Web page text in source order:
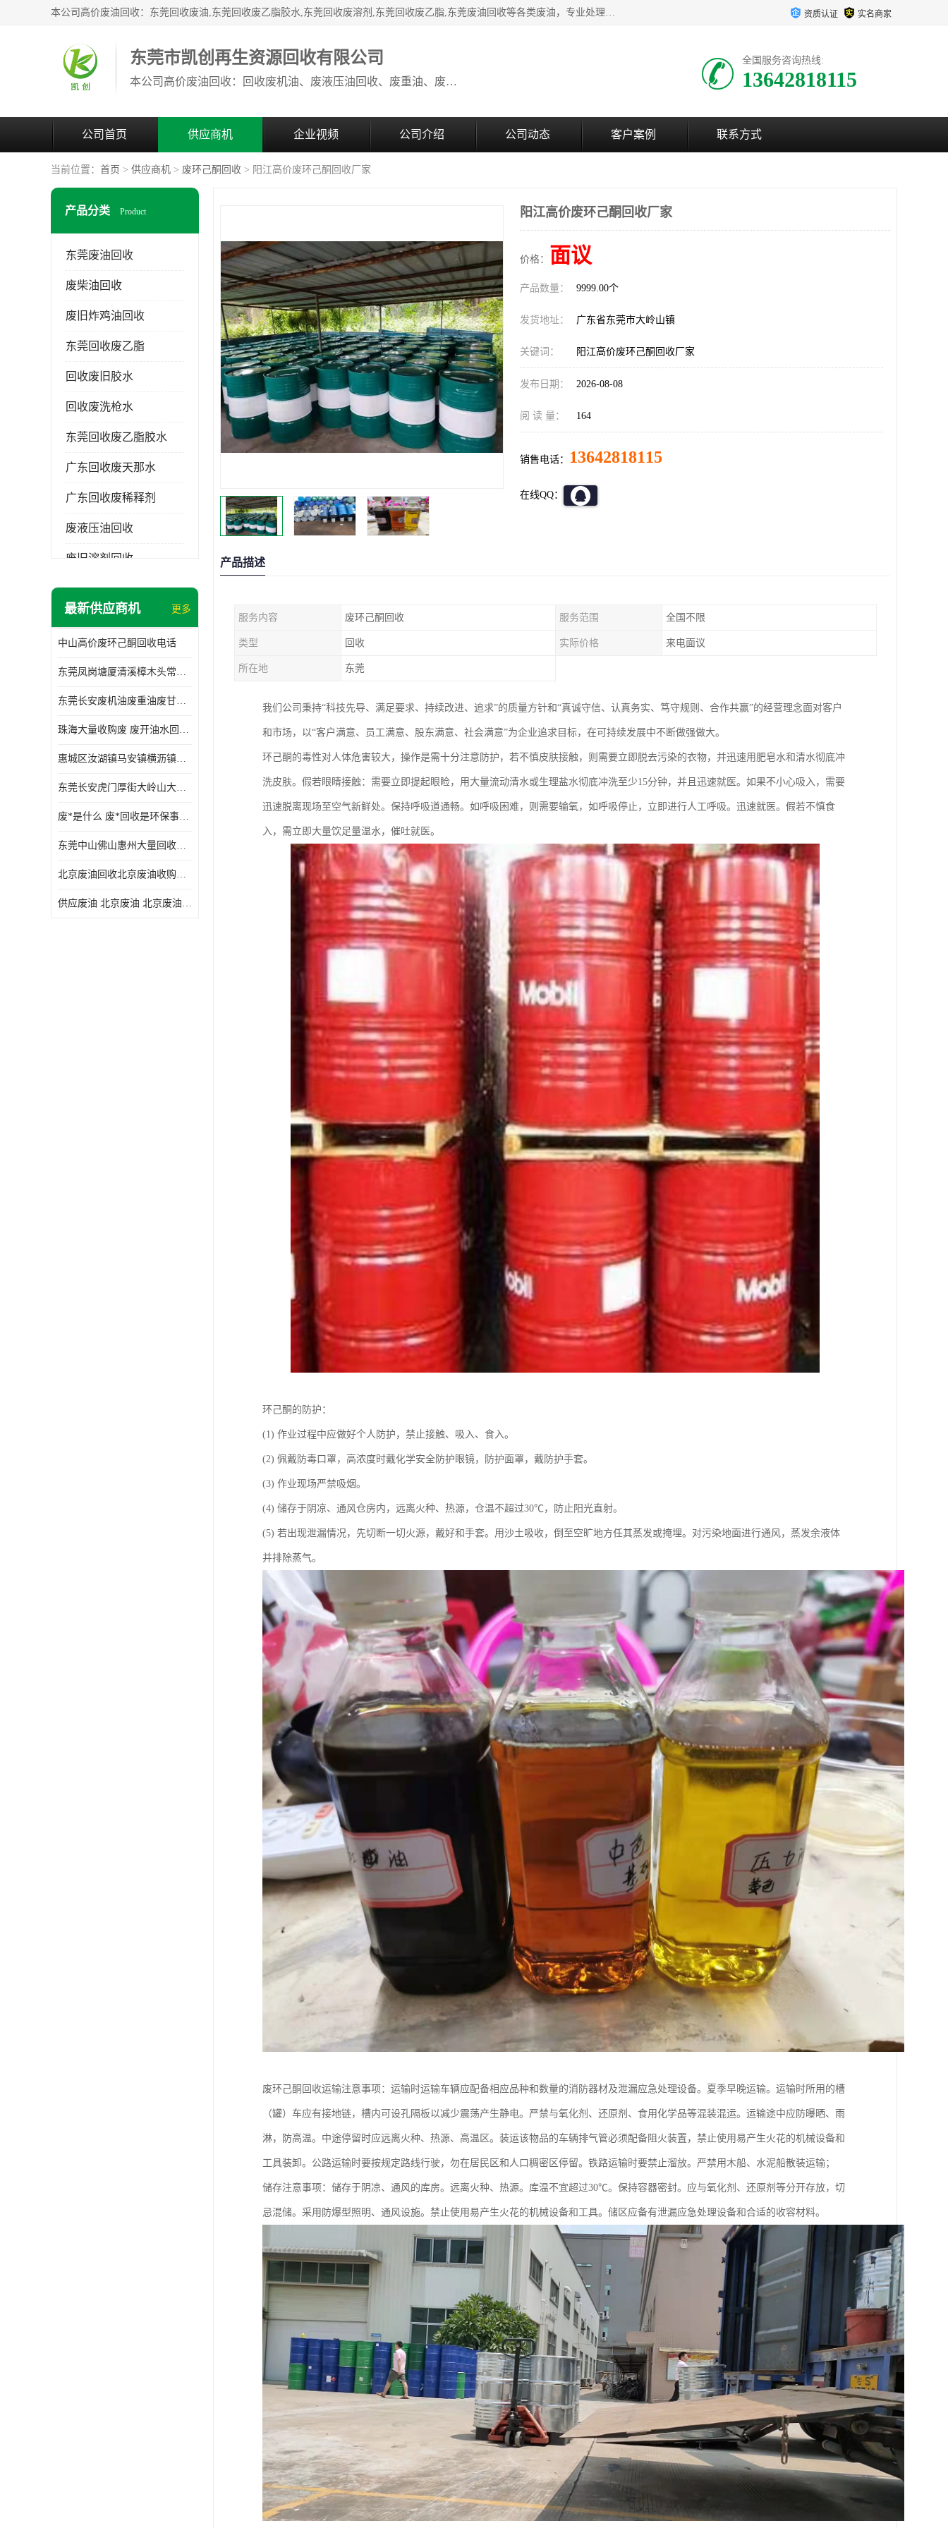
本公司高价废油回收：东莞回收废油,东莞回收废乙脂胶水,东莞回收废溶剂,东莞回收废乙脂,东莞废油回收等各类废油，专业处理从事化工产品研发与销售的综合型高科技服务性企业。我公司自成立以来，一直秉承“科技创新，立足诚信，感恩于心”的理念，力求设计与客户合作共赢的局面。在广大新老客户的大力支持下，我公司员工经过不懈努力，公司已快速发展成为国内知名化工企业。 资质认证 实名商家
东莞市凯创再生资源回收有限公司
本公司高价废油回收：回收废机油、废液压油回收、废重油、废食用油回收、废导热油、废、废油漆、废UV光油、废清、废白矿油、废变压器油
全国服务咨询热线:
13642818115
公司首页 供应商机 企业视频 公司介绍 公司动态 客户案例 联系方式
当前位置： 首页 > 供应商机 > 废环己酮回收 > 阳江高价废环己酮回收厂家
产品分类 Product
东莞废油回收
废柴油回收
废旧炸鸡油回收
东莞回收废乙脂
回收废旧胶水
回收废洗枪水
东莞回收废乙脂胶水
广东回收废天那水
广东回收废稀释剂
废液压油回收
废旧溶剂回收
东莞回收废溶剂
废三氯乙烯回收
废混合溶剂回收
最新供应商机 更多
中山高价废环己酮回收电话
东莞凤岗塘厦清溪樟木头常平废液压油 废火花机油 废 废切削油 废齿轮油 废导轨油 废螺杆油
东莞长安废机油废重油废甘油废矿物油废燃料油废废润滑油废火花机油废油废齿轮油
珠海大量收购废 废开油水回收废酒精废废乙酯胶水废洗枪水废开油水废二废三氯丁脂乙脂废甲
惠城区汝湖镇马安镇横沥镇芦洲镇 惠阳新圩镇镇镇沙田镇废机油废液压油废润滑油废废火花机油废白电油废废齿轮油废白矿油废变压器油废燃料油
东莞长安虎门厚街大岭山大量回收废开油水废洗枪水废稀释剂
废*是什么 废*回收是环保事业吗
东莞中山佛山惠州大量回收废机油，废液压油，废润滑油，废，废火花机油，废白电油，废，废齿轮油，废白矿油，废变压器油，废燃料油，废切削油
北京废油回收北京废油收购再生注意的事项
供应废油 北京废油 北京废油回收 废油收购
阳江高价废环己酮回收厂家
价格： 面议
产品数量： 9999.00个
发货地址： 广东省东莞市大岭山镇
关键词： 阳江高价废环己酮回收厂家
发布日期： 2026-08-08
阅 读 量： 164
销售电话： 13642818115
在线QQ：
产品描述
服务内容 废环己酮回收 服务范围 全国不限
类型 回收 实际价格 来电面议
所在地 东莞
我们公司秉持“科技先导、满足要求、持续改进、追求”的质量方针和“真诚守信、认真务实、笃守规则、合作共赢”的经营理念面对客户
和市场，以“客户满意、员工满意、股东满意、社会满意”为企业追求目标，在可持续发展中不断做强做大。
环己酮的毒性对人体危害较大，操作是需十分注意防护，若不慎皮肤接触，则需要立即脱去污染的衣物，并迅速用肥皂水和清水彻底冲
洗皮肤。假若眼睛接触：需要立即提起眼睑，用大量流动清水或生理盐水彻底冲洗至少15分钟，并且迅速就医。如果不小心吸入，需要
迅速脱离现场至空气新鲜处。保持呼吸道通畅。如呼吸困难，则需要输氧，如呼吸停止，立即进行人工呼吸。迅速就医。假若不慎食
入，需立即大量饮足量温水，催吐就医。
环己酮的防护：
(1) 作业过程中应做好个人防护，禁止接触、吸入、食入。
(2) 佩戴防毒口罩，高浓度时戴化学安全防护眼镜，防护面罩，戴防护手套。
(3) 作业现场严禁吸烟。
(4) 储存于阴凉、通风仓房内，远离火种、热源，仓温不超过30℃，防止阳光直射。
(5) 若出现泄漏情况，先切断一切火源，戴好和手套。用沙土吸收，倒至空旷地方任其蒸发或掩埋。对污染地面进行通风，蒸发余液体
并排除蒸气。
废环己酮回收运输注意事项：运输时运输车辆应配备相应品种和数量的消防器材及泄漏应急处理设备。夏季早晚运输。运输时所用的槽
（罐）车应有接地链，槽内可设孔隔板以减少震荡产生静电。严禁与氧化剂、还原剂、食用化学品等混装混运。运输途中应防曝晒、雨
淋，防高温。中途停留时应远离火种、热源、高温区。装运该物品的车辆排气管必须配备阻火装置，禁止使用易产生火花的机械设备和
工具装卸。公路运输时要按规定路线行驶，勿在居民区和人口稠密区停留。铁路运输时要禁止溜放。严禁用木船、水泥船散装运输；
储存注意事项：储存于阴凉、通风的库房。远离火种、热源。库温不宜超过30℃。保持容器密封。应与氧化剂、还原剂等分开存放，切
忌混储。采用防爆型照明、通风设施。禁止使用易产生火花的机械设备和工具。储区应备有泄漏应急处理设备和合适的收容材料。